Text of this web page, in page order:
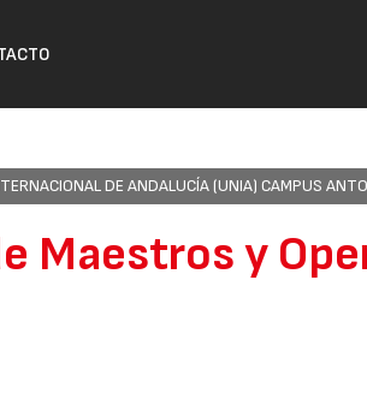
DE ANDALUCÍA (UNIA) CAMPUS
Maestros y